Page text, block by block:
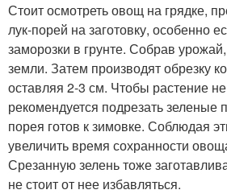
Стоит осмотреть овощ на грядке,
лук-порей на заготовку, особенно
заморозки в грунте. Собрав
земли. Затем производят обрезку
оставляя 2-3 см. Чтобы растение
рекомендуется подрезать зеленые
порея готов к зимовке. Соблюдая
увеличить время сохранности
Срезанную зелень тоже
не стоит от нее избавляться.